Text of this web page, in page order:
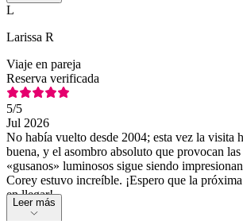
L
Larissa R
Viaje en pareja
Reserva verificada
5/5
Jul 2026
No había vuelto desde 2004; esta vez la visita
buena, y el asombro absoluto que provocan
«gusanos» luminosos sigue siendo
Corey estuvo increíble. ¡Espero que la
en llegar!
Leer más